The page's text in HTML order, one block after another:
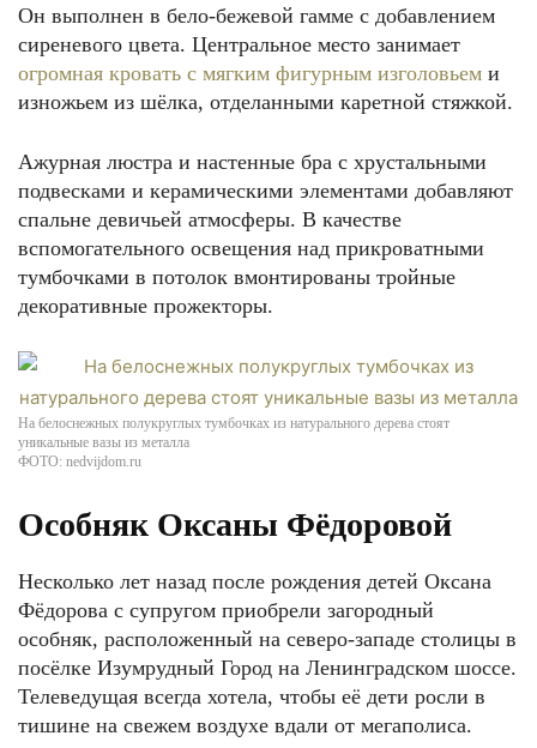
Он выполнен в бело-бежевой гамме с добавлением
сиреневого цвета. Центральное место занимает
огромная кровать с мягким фигурным изголовьем и
изножьем из шёлка, отделанными каретной стяжкой.
Ажурная люстра и настенные бра с хрустальными
подвесками и керамическими элементами добавляют
спальне девичьей атмосферы. В качестве
вспомогательного освещения над прикроватными
тумбочками в потолок вмонтированы тройные
декоративные прожекторы.
На белоснежных полукруглых тумбочках из натурального дерева стоят
уникальные вазы из металла
ФОТО: nedvijdom.ru
Особняк Оксаны Фёдоровой
Несколько лет назад после рождения детей Оксана
Фёдорова с супругом приобрели загородный
особняк, расположенный на северо-западе столицы в
посёлке Изумрудный Город на Ленинградском шоссе.
Телеведущая всегда хотела, чтобы её дети росли в
тишине на свежем воздухе вдали от мегаполиса.